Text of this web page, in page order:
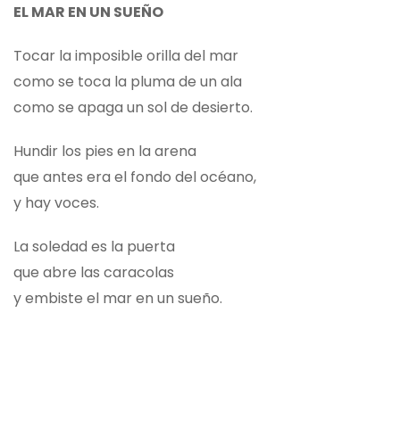
EL MAR EN UN SUEÑO
Tocar la imposible orilla del mar
como se toca la pluma de un ala
como se apaga un sol de desierto.
Hundir los pies en la arena
que antes era el fondo del océano,
y hay voces.
La soledad es la puerta
que abre las caracolas
y embiste el mar en un sueño.